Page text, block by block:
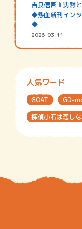
吉良信吾『沈黙と
◆熱血新刊イン
◆
2026-03-11
人気ワード
GOAT GO-
探偵小石は恋し